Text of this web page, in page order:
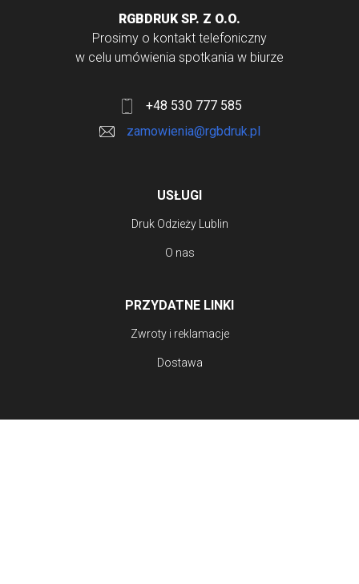
RGBDRUK SP. Z O.O.
Prosimy o kontakt telefoniczny
w celu umówienia spotkania w biurze
+48 530 777 585
zamowienia@rgbdruk.pl
USŁUGI
Druk Odzieży Lublin
O nas
PRZYDATNE LINKI
Zwroty i reklamacje
Dostawa